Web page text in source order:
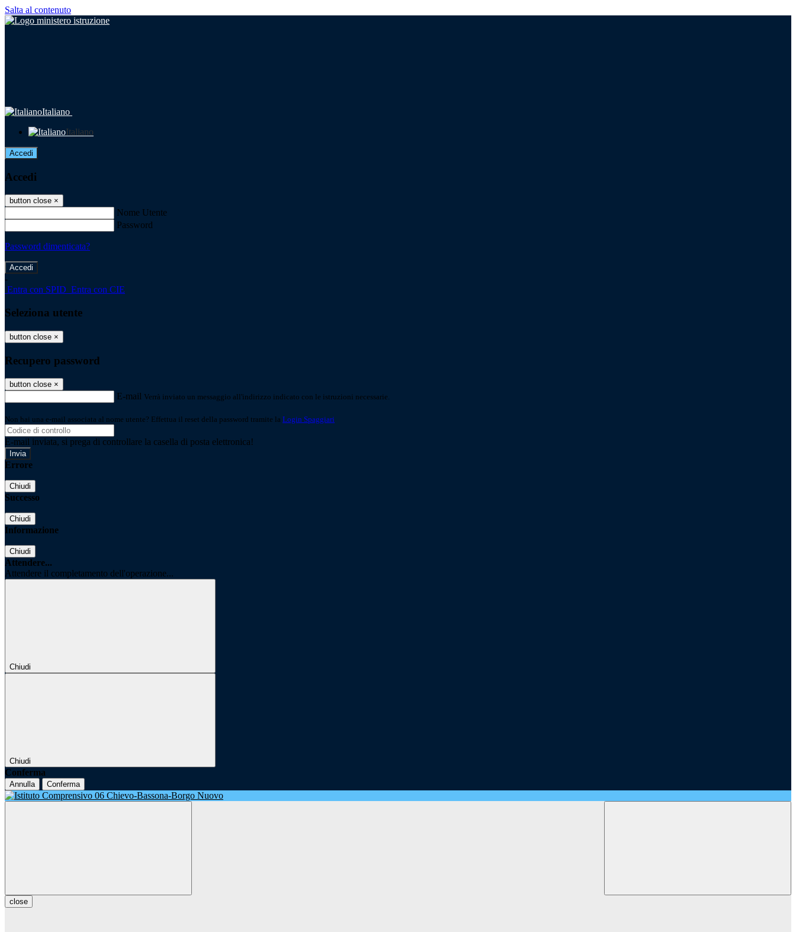
Salta al contenuto
Italiano
Italiano
Accedi
Accedi
button close ×
Nome Utente
Password
Password dimenticata?
-
Entra con SPID Entra con CIE
Seleziona utente
button close ×
Recupero password
button close ×
E-mail Verrà inviato un messaggio all'indirizzo indicato con le istruzioni necessarie.
Non hai una e-mail associata al nome utente? Effettua il reset della password tramite la Login Spaggiari
E-mail inviata, si prega di controllare la casella di posta elettronica!
Errore
Chiudi
Successo
Chiudi
Informazione
Chiudi
Attendere...
Attendere il completamento dell'operazione...
Chiudi
Chiudi
Conferma
Annulla Conferma
close